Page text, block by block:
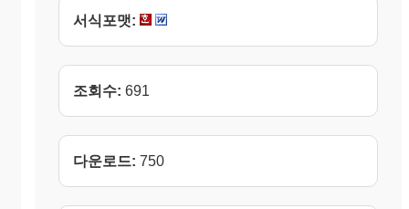
서식포맷:
조회수: 691
다운로드: 750